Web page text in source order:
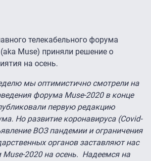
телекабельного форума
Muse) приняли решение о
на осень.
мы оптимистично смотрели на
форума Muse-2020 в конце
первую редакцию
Но развитие коронавируса (Covid-
ВОЗ пандемии и ограничения
органов заставляют нас
Muse-2020 на осень. Надеемся на